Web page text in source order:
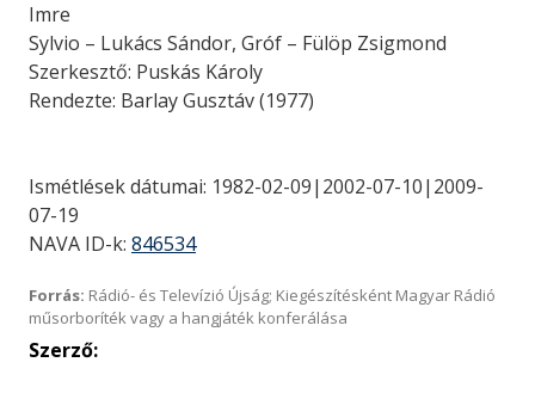
Imre
Sylvio – Lukács Sándor, Gróf – Fülöp Zsigmond
Szerkesztő: Puskás Károly
Rendezte: Barlay Gusztáv (1977)
Ismétlések dátumai: 1982-02-09|2002-07-10|2009-
07-19
NAVA ID-k: 846534
Forrás: Rádió- és Televízió Újság; Kiegészítésként Magyar Rádió
műsorboríték vagy a hangjáték konferálása
Szerző: